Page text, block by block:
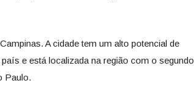
A cidade tem um alto potencial de
e está localizada na região com o segundo
Paulo.